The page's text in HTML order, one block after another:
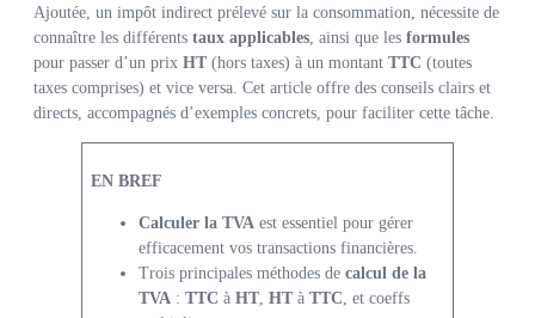
Ajoutée, un impôt indirect prélevé sur la consommation, nécessite de
connaître les différents taux applicables, ainsi que les formules
pour passer d’un prix HT (hors taxes) à un montant TTC (toutes
taxes comprises) et vice versa. Cet article offre des conseils clairs et
directs, accompagnés d’exemples concrets, pour faciliter cette tâche.
EN BREF
Calculer la TVA est essentiel pour gérer
efficacement vos transactions financières.
Trois principales méthodes de calcul de la
TVA : TTC à HT, HT à TTC, et coeffs